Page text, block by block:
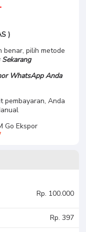
)
pilih metode
Sekarang
WhatsApp Anda
pembayaran, Anda
Go Ekspor
Rp. 100.000
Rp. 397